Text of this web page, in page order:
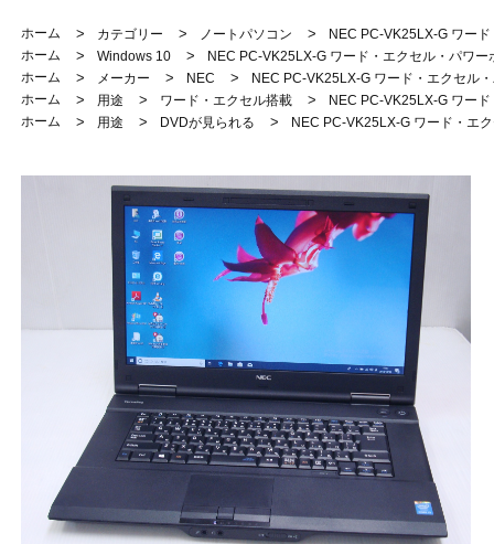
ホーム > カテゴリー > ノートパソコン >
NEC PC-VK25LX-G ワー
ホーム
> Windows 10 >
NEC PC-VK25LX-G ワード・エクセル・パワー
ホーム
> メーカー > NEC >
NEC PC-VK25LX-G ワード・エクセル
ホーム
> 用途 > ワード・エクセル搭載 >
NEC PC-VK25LX-G ワー
ホーム
> 用途 > DVDが見られる > NEC PC-VK25LX-G ワード・エ